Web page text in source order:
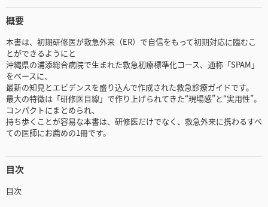
概要
本書は、初期研修医が救急外来（ER）で自信をもって初期対応に臨むこ
とができるようにと
沖縄県の浦添総合病院で生まれた救急初療標準化コース、通称「SPAM」
をベースに、
最新の知見とエビデンスを盛り込んで作成された救急診療ガイドです。
最大の特徴は「研修医目線」で作り上げられてきた“現場感”と“実用性”。
コンパクトにまとめられ、
持ち歩くことが容易な本書は、研修医だけでなく、救急外来に携わるすべ
ての医師にお薦めの1冊です。
目次
目次